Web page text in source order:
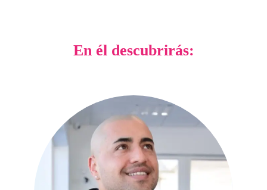
En él descubrirás: